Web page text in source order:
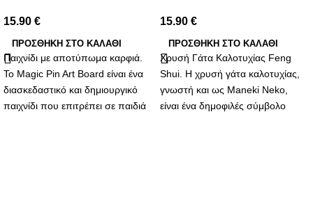
15.90 €
ΠΡΟΣΘΉΚΗ ΣΤΟ ΚΑΛΆΘΙ
Παιχνίδι με αποτύπωμα καρφιά.
Το Magic Pin Art Board είναι ένα
διασκεδαστικό και δημιουργικό
παιχνίδι που επιτρέπει σε παιδιά
15.90 €
ΠΡΟΣΘΉΚΗ ΣΤΟ ΚΑΛΆΘΙ
Χρυσή Γάτα Καλοτυχίας Feng
Shui. Η χρυσή γάτα καλοτυχίας,
γνωστή και ως Maneki Neko,
είναι ένα δημοφιλές σύμβολο